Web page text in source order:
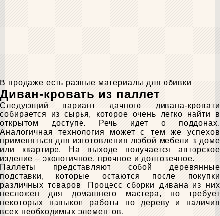
В продаже есть разные материалы для обивки
Диван-кровать из паллет
Следующий вариант дачного дивана-кровати
собирается из сырья, которое очень легко найти в
открытом доступе. Речь идет о поддонах.
Аналогичная технология может с тем же успехов
применяться для изготовления любой мебели в доме
или квартире. На выходе получается авторское
изделие – экологичное, прочное и долговечное.
Паллеты представляют собой деревянные
подставки, которые остаются после покупки
различных товаров. Процесс сборки дивана из них
несложен для домашнего мастера, но требует
некоторых навыков работы по дереву и наличия
всех необходимых элементов.